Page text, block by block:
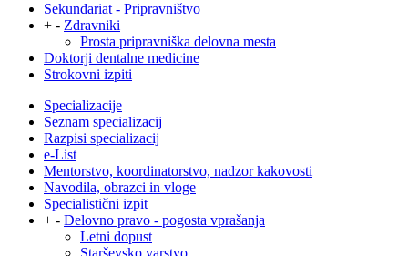
Sekundariat - Pripravništvo
+ - Zdravniki
Prosta pripravniška delovna mesta
Doktorji dentalne medicine
Strokovni izpiti
Specializacije
Seznam specializacij
Razpisi specializacij
e-List
Mentorstvo, koordinatorstvo, nadzor kakovosti
Navodila, obrazci in vloge
Specialistični izpit
+ - Delovno pravo - pogosta vprašanja
Letni dopust
Starševsko varstvo